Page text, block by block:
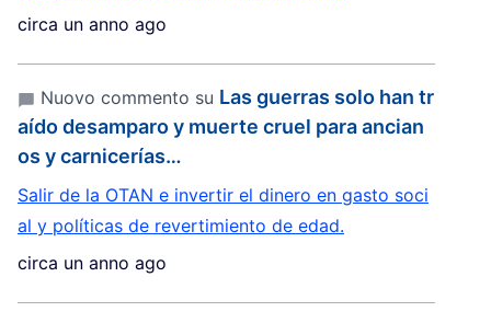
circa un anno ago
circa un anno ago
Nuovo commento su Las guerras solo han tr
aído desamparo y muerte cruel para ancian
os y carnicerías…
Salir de la OTAN e invertir el dinero en gasto soci
al y políticas de revertimiento de edad.